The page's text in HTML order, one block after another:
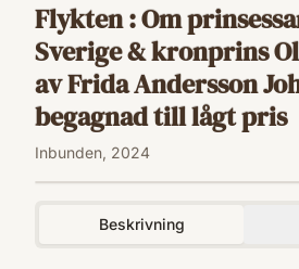
Flykten : Om
Sverige & kronprins
av Frida Andersson
begagnad till lågt pris
Inbunden, 2024
Beskrivning